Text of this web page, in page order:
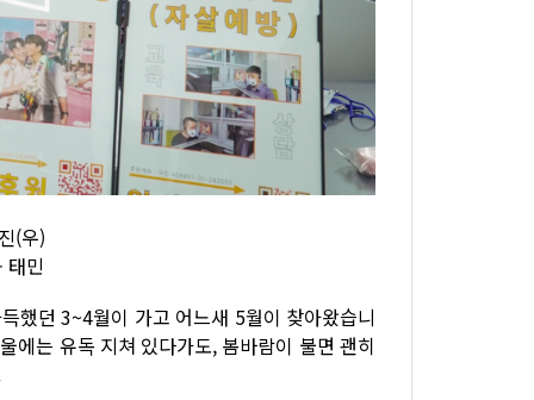
(우)
태민
했던 3~4월이 가고 어느새 5월이 찾아왔습니
에는 유독 지쳐 있다가도, 봄바람이 불면 괜히